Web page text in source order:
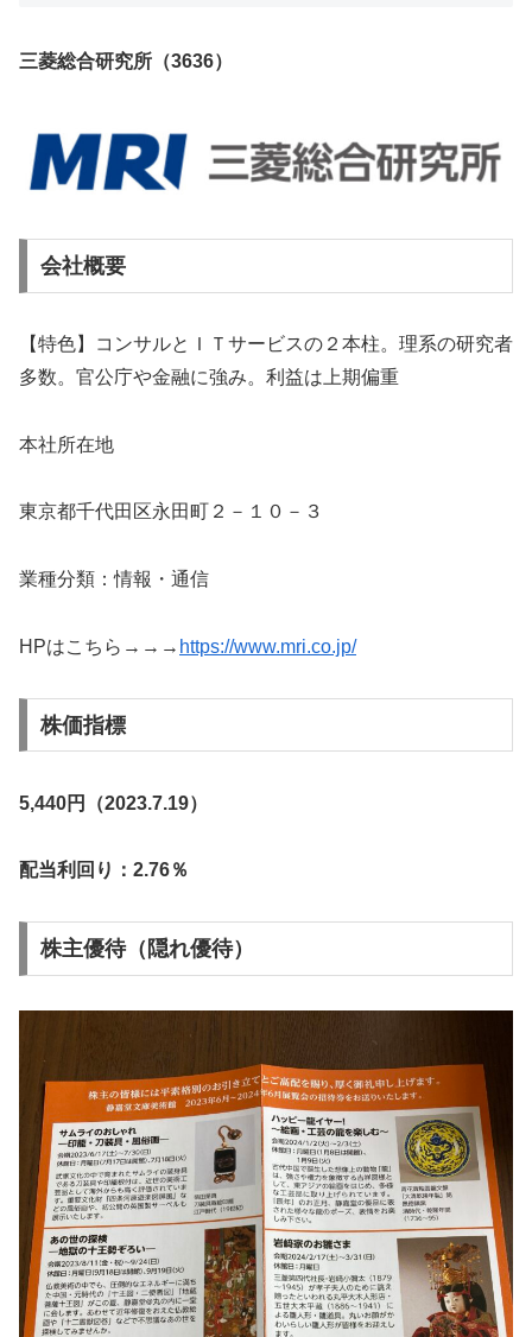
三菱総合研究所（3636）
会社概要
【特色】コンサルとＩＴサービスの２本柱。理系の研究者
多数。官公庁や金融に強み。利益は上期偏重
本社所在地
東京都千代田区永田町２－１０－３
業種分類：情報・通信
HPはこちら→→→ https://www.mri.co.jp/
株価指標
5,440円（2023.7.19）
配当利回り：2.76％
株主優待（隠れ優待）